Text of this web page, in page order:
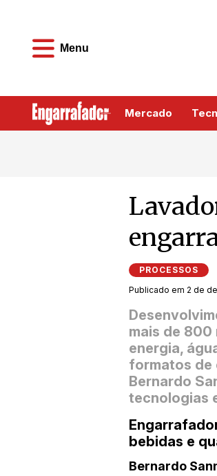
Menu
Mercado
PROCESSOS
Publicado em 2 de
D
mais de
energia,
formatos de
Bernardo
tecnologias
bebidas e
Bernardo